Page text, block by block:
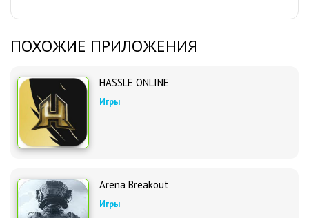
ПОХОЖИЕ ПРИЛОЖЕНИЯ
HASSLE ONLINE
Игры
Arena Breakout
Игры